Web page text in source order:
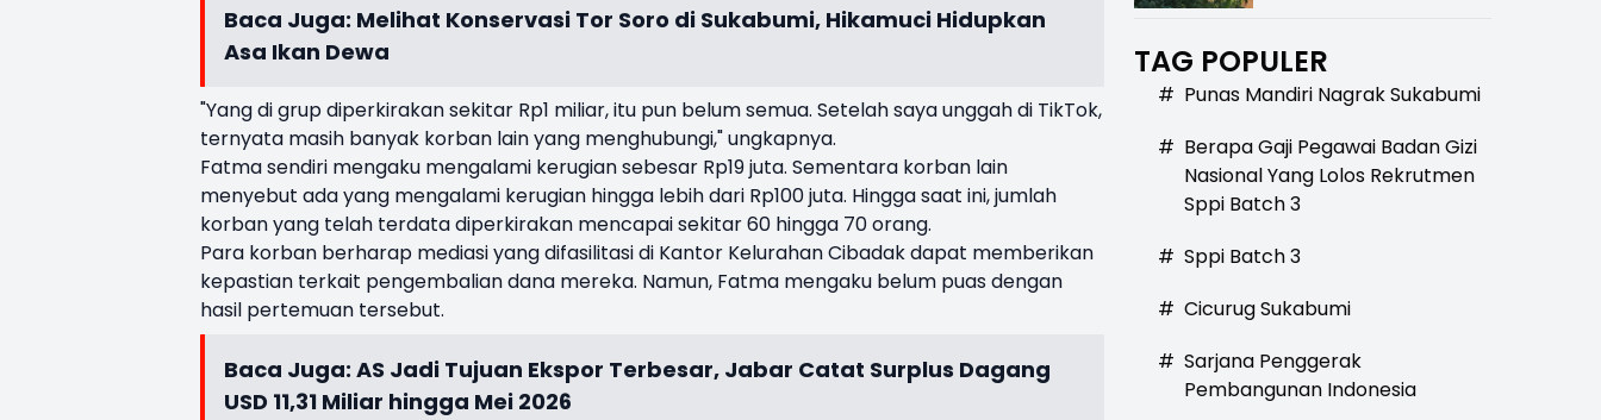
Baca Juga: Melihat Konservasi Tor Soro di Sukabumi, Hikamuci Hidupkan
Asa Ikan Dewa
"Yang di grup diperkirakan sekitar Rp1 miliar, itu pun belum semua. Setelah saya unggah di TikTok,
ternyata masih banyak korban lain yang menghubungi," ungkapnya.
Fatma sendiri mengaku mengalami kerugian sebesar Rp19 juta. Sementara korban lain
menyebut ada yang mengalami kerugian hingga lebih dari Rp100 juta. Hingga saat ini, jumlah
korban yang telah terdata diperkirakan mencapai sekitar 60 hingga 70 orang.
Para korban berharap mediasi yang difasilitasi di Kantor Kelurahan Cibadak dapat memberikan
kepastian terkait pengembalian dana mereka. Namun, Fatma mengaku belum puas dengan
hasil pertemuan tersebut.
Baca Juga: AS Jadi Tujuan Ekspor Terbesar, Jabar Catat Surplus Dagang
USD 11,31 Miliar hingga Mei 2026
Relokasi
TAG POPULER
# Punas Mandiri Nagrak Sukabumi
# Berapa Gaji Pegawai Badan Gizi
Nasional Yang Lolos Rekrutmen
Sppi Batch 3
# Sppi Batch 3
# Cicurug Sukabumi
# Sarjana Penggerak
Pembangunan Indonesia